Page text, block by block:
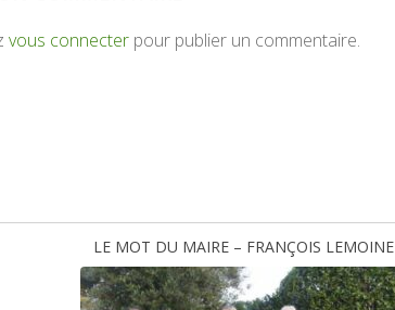
vous connecter pour publier un commentaire.
LE MOT DU MAIRE – FRANÇOIS LEMOINE